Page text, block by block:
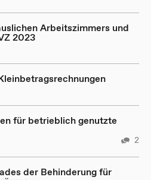
Arbeitszimmers und
2023
für betrieblich genutzte
2
der Behinderung für